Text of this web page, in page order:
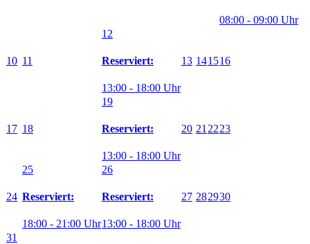
08:00 - 09:00 Uhr
10 11
12
Reserviert:
13:00 - 18:00 Uhr
13 141516
17 18
19
Reserviert:
13:00 - 18:00 Uhr
20 21 2223
24
25
Reserviert:
18:00 - 21:00 Uhr
26
Reserviert:
13:00 - 18:00 Uhr
27 282930
31